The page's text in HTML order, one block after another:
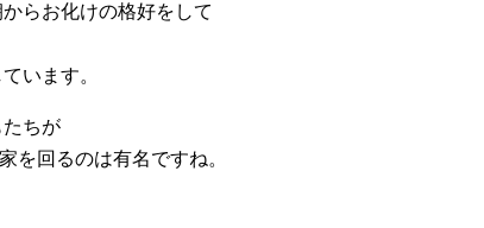
らお化けの格好をして
います。
ちが
を回るのは有名ですね。